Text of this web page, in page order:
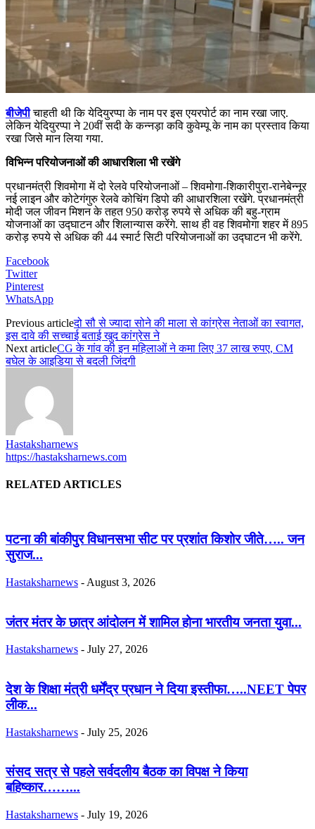
बीजेपीचाहती थी कि येदियुरप्पा के नाम पर इस एयरपोर्ट का नाम रखा जाए.
लेकिन येदियुरप्पा ने 20वीं सदी के कन्नड़ा कवि कुवेम्पू के नाम का प्रस्ताव किया
रखा जिसे मान लिया गया.
विभिन्न परियोजनाओं की आधारशिला भी रखेंगे
प्रधानमंत्री शिवमोगा में दो रेलवे परियोजनाओं – शिवमोगा-शिकारीपुरा-रानेबेन्नूर
नई लाइन और कोटेगंगुरु रेलवे कोचिंग डिपो की आधारशिला रखेंगे. प्रधानमंत्री
मोदी जल जीवन मिशन के तहत 950 करोड़ रुपये से अधिक की बहु-ग्राम
योजनाओं का उद्घाटन और शिलान्यास करेंगे. साथ ही वह शिवमोगा शहर में 895
करोड़ रुपये से अधिक की 44 स्मार्ट सिटी परियोजनाओं का उद्घाटन भी करेंगे.
Facebook
Twitter
Pinterest
WhatsApp
Previous articleदो सौ से ज्यादा सोने की माला से कांग्रेस नेताओं का स्वागत,
इस दावे की सच्चाई बताई खुद कांग्रेस ने
Next articleCG के गांव की इन महिलाओं ने कमा लिए 37 लाख रुपए, CM
बघेल के आइडिया से बदली जिंदगी
Hastaksharnews
https://hastaksharnews.com
RELATED ARTICLES
पटना की बांकीपुर विधानसभा सीट पर प्रशांत किशोर जीते….. जन
सुराज...
Hastaksharnews - August 3, 2026
जंतर मंतर के छात्र आंदोलन में शामिल होना भारतीय जनता युवा...
Hastaksharnews - July 27, 2026
देश के शिक्षा मंत्री धर्मेंद्र प्रधान ने दिया इस्तीफा…..NEET पेपर
लीक...
Hastaksharnews - July 25, 2026
संसद सत्र से पहले सर्वदलीय बैठक का विपक्ष ने किया
बहिष्कार……...
Hastaksharnews - July 19, 2026